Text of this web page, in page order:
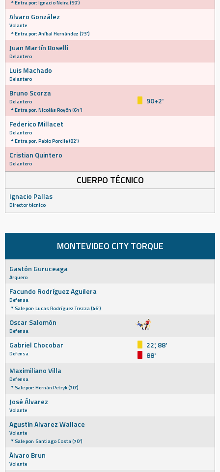
Entra por: Ignacio Neira (59')
Alvaro González
Volante
Entra por: Aníbal Hernández (73')
Juan Martín Boselli
Delantero
Luis Machado
Delantero
Bruno Scorza
Delantero
Entra por: Nicolás Royón (61')
90+2'
Federico Millacet
Delantero
Entra por: Pablo Porcile (82')
Cristian Quintero
Delantero
CUERPO TÉCNICO
Ignacio Pallas
Director técnico
MONTEVIDEO CITY TORQUE
Gastón Guruceaga
Arquero
Facundo Rodríguez Aguilera
Defensa
Sale por: Lucas Rodríguez Trezza (46')
Oscar Salomón
Defensa
Gabriel Chocobar
Defensa
22', 88'
88'
Maximiliano Villa
Defensa
Sale por: Hernán Petryk (70')
José Álvarez
Volante
Agustín Alvarez Wallace
Volante
Sale por: Santiago Costa (70')
Álvaro Brun
Volante